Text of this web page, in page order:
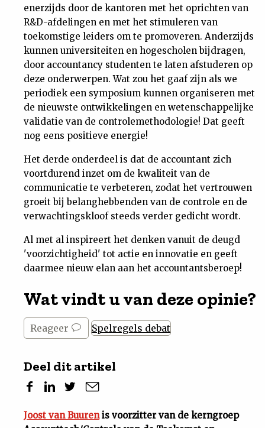
enerzijds door de kantoren met het oprichten van
R&D-afdelingen en met het stimuleren van
toekomstige leiders om te promoveren. Anderzijds
kunnen universiteiten en hogescholen bijdragen,
door accountancy studenten te laten afstuderen op
deze onderwerpen. Wat zou het gaaf zijn als we
periodiek een symposium kunnen organiseren met
de nieuwste ontwikkelingen en wetenschappelijke
validatie van de controlemethodologie! Dat geeft
nog eens positieve energie!
Het derde onderdeel is dat de accountant zich
voortdurend inzet om de kwaliteit van de
communicatie te verbeteren, zodat het vertrouwen
groeit bij belanghebbenden van de controle en de
verwachtingskloof steeds verder gedicht wordt.
Al met al inspireert het denken vanuit de deugd
'voorzichtigheid' tot actie en innovatie en geeft
daarmee nieuw elan aan het accountantsberoep!
Wat vindt u van deze opinie?
Reageer Spelregels debat
Deel dit artikel
Joost van Buurenis voorzitter van de kerngroep